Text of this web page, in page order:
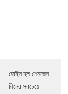
হোইন হল শেনজেন
চীনের সবচেয়ে